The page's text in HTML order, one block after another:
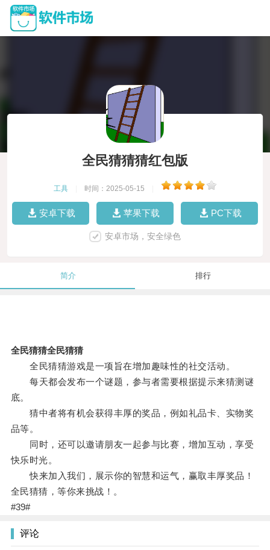
全民猜猜猜红包版
工具 时间：2025-05-15
安卓下载 苹果下载 PC下载
安卓市场，安全绿色
简介 排行
全民猜猜全民猜猜
全民猜猜游戏是一项旨在增加趣味性的社交活动。
每天都会发布一个谜题，参与者需要根据提示来猜测谜
底。
猜中者将有机会获得丰厚的奖品，例如礼品卡、实物奖
品等。
同时，还可以邀请朋友一起参与比赛，增加互动，享受
快乐时光。
快来加入我们，展示你的智慧和运气，赢取丰厚奖品！
全民猜猜，等你来挑战！。
#39#
评论